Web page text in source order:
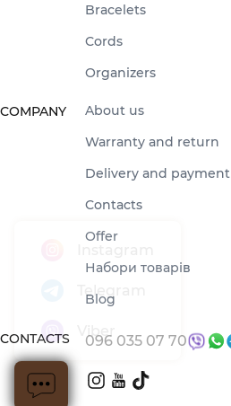
Bracelets
Cords
Organizers
COMPANY
About us
Warranty and return
Delivery and payment
Contacts
Offer
Набори товарів
Blog
CONTACTS 096 035 07 70